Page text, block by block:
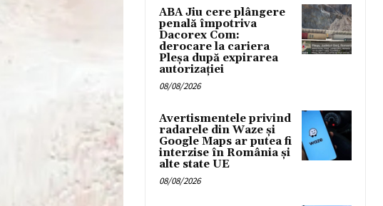
ABA Jiu cere plângere
penală împotriva
Dacorex Com:
derocare la cariera
Pleșa după expirarea
autorizației
08/08/2026
Avertismentele privind
radarele din Waze și
Google Maps ar putea fi
interzise în România și
alte state UE
08/08/2026